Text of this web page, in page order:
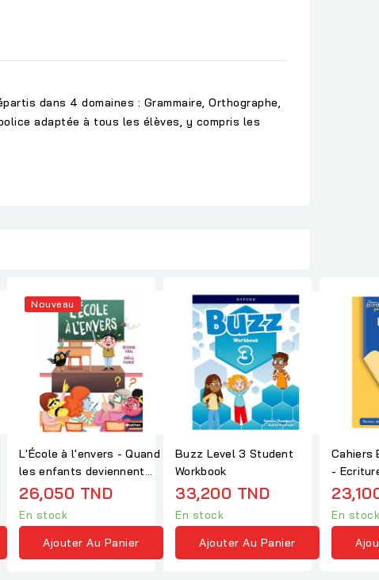
dans 4 domaines : Grammaire, Orthographe,
adaptée à tous les élèves, y compris les
Nouveau
L'École à l'envers - Quand
les enfants deviennent
maîtres -...
26,050 TND
En stock
Ajouter Au Panier
Buzz Level 3 Student
Workbook
33,200 TND
En stock
Ajouter Au Panier
Cahiers
-
élève
En stock